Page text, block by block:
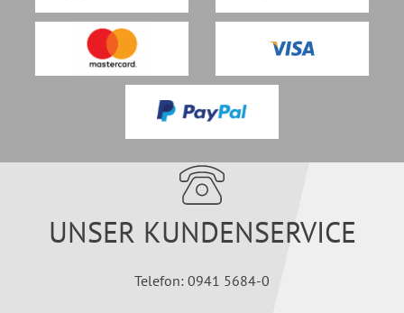
UNSER KUNDENSERVICE
Telefon: 0941 5684-0